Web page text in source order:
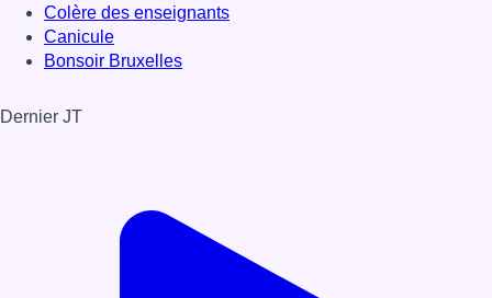
Colère des enseignants
Canicule
Bonsoir Bruxelles
Dernier JT